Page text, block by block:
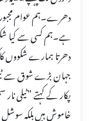
دھرے۔ہم عوام
ہے۔ہم کسی سے کیا
دھرتا ہمارے شکووں
جہان بڑے شوق سے
پکار کے کہتے ”ٹیلی
خاموش ہیں بلکہ سوشل